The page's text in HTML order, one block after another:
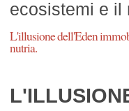
ecosistemi e il
L'illusione dell'Eden
nutria.